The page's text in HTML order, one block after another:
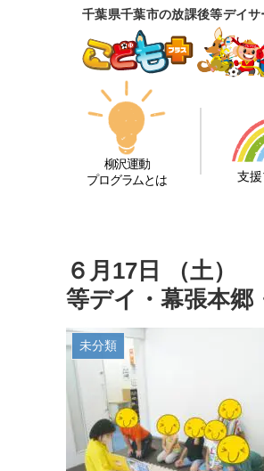
千葉県千葉市の放課後等デイ
柳沢運動
プログラムとは
支
６月17日 （土
等デイ・幕張本郷
未分類